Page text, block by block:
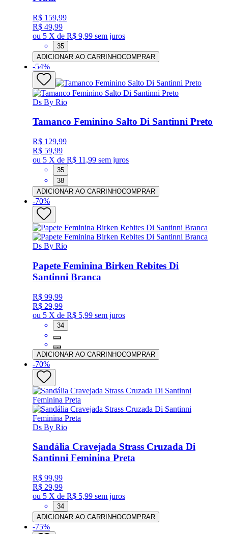
R$ 159,99
R$ 49,99
ou 5 X de R$ 9,99 sem juros
35
ADICIONAR AO CARRINHOCOMPRAR
-54%
Ds By Rio
Tamanco Feminino Salto Di Santinni Preto
R$ 129,99
R$ 59,99
ou 5 X de R$ 11,99 sem juros
35
38
ADICIONAR AO CARRINHOCOMPRAR
-70%
Ds By Rio
Papete Feminina Birken Rebites Di
Santinni Branca
R$ 99,99
R$ 29,99
ou 5 X de R$ 5,99 sem juros
34
ADICIONAR AO CARRINHOCOMPRAR
-70%
Ds By Rio
Sandália Cravejada Strass Cruzada Di
Santinni Feminina Preta
R$ 99,99
R$ 29,99
ou 5 X de R$ 5,99 sem juros
34
ADICIONAR AO CARRINHOCOMPRAR
-75%